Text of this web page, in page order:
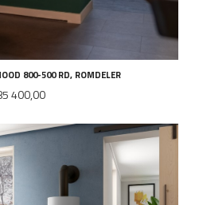
800-500 RD, ROMDELER
400,00